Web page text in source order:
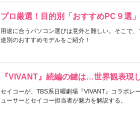
プロ厳選！目的別「おすすめPC９選
用途に合うパソコン選びは意外と難しい。そこで
途別のおすすめモデルをご紹介！
『VIVANT』続編の鍵は…世界観表現
セイコーが、TBS系日曜劇場『VIVANT』コラボレ
ューサーとセイコー担当者が魅力を解説する。